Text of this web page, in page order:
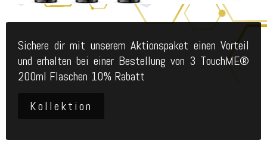
Sichere dir mit unserem Aktionspaket einen Vorteil
und erhalten bei einer Bestellung von 3 TouchME®
200ml Flaschen 10% Rabatt
Kollektion